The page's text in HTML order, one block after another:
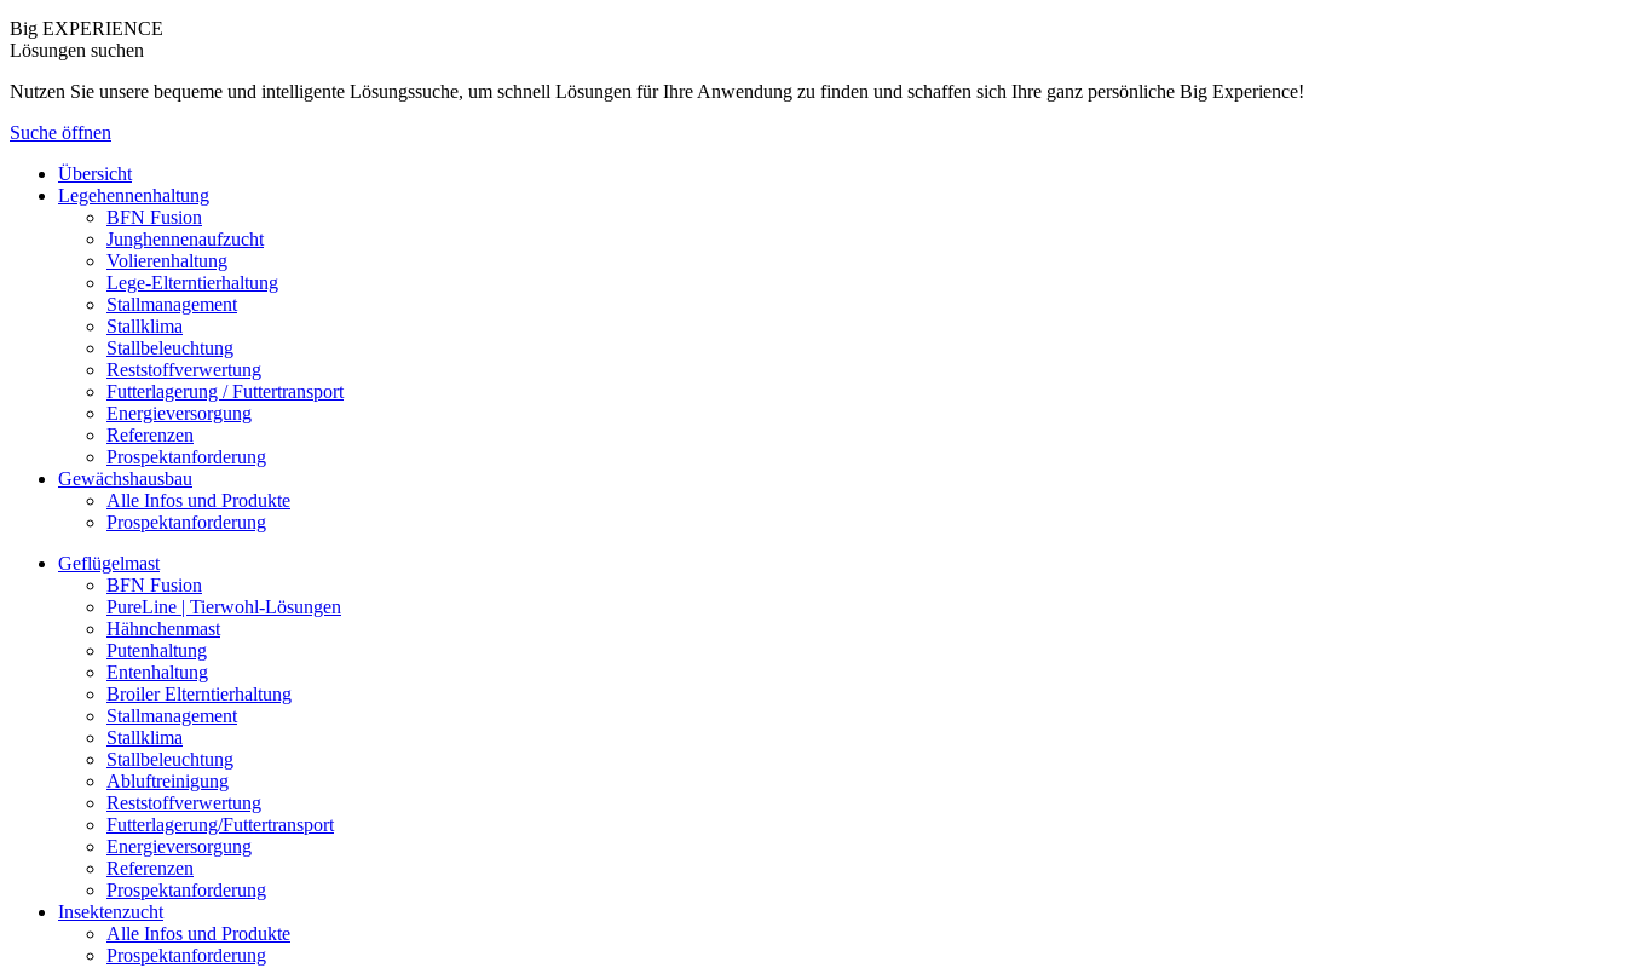
Big EXPERIENCE
Lösungen suchen
Nutzen Sie unsere bequeme und intelligente Lösungssuche, um schnell Lösungen für Ihre Anwendung zu finden und schaffen sich Ihre ganz persönliche Big Experience!
Suche öffnen
Übersicht
Legehennenhaltung
BFN Fusion
Junghennenaufzucht
Volierenhaltung
Lege-Elterntierhaltung
Stallmanagement
Stallklima
Stallbeleuchtung
Reststoffverwertung
Futterlagerung / Futtertransport
Energieversorgung
Referenzen
Prospektanforderung
Gewächshausbau
Alle Infos und Produkte
Prospektanforderung
Geflügelmast
BFN Fusion
PureLine | Tierwohl-Lösungen
Hähnchenmast
Putenhaltung
Entenhaltung
Broiler Elterntierhaltung
Stallmanagement
Stallklima
Stallbeleuchtung
Abluftreinigung
Reststoffverwertung
Futterlagerung/Futtertransport
Energieversorgung
Referenzen
Prospektanforderung
Insektenzucht
Alle Infos und Produkte
Prospektanforderung